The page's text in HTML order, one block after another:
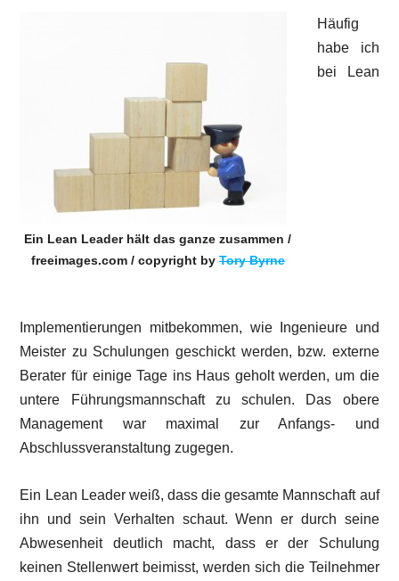
Ein Lean Leader hält das ganze zusammen /
freeimages.com / copyright byTory Byrne
Häufig
habe ich
bei Lean
Implementierungen mitbekommen, wie Ingenieure und
Meister zu Schulungen geschickt werden, bzw. externe
Berater für einige Tage ins Haus geholt werden, um die
untere Führungsmannschaft zu schulen. Das obere
Management war maximal zur Anfangs- und
Abschlussveranstaltung zugegen.
Ein Lean Leader weiß, dass die gesamte Mannschaft auf
ihn und sein Verhalten schaut. Wenn er durch seine
Abwesenheit deutlich macht, dass er der Schulung
keinen Stellenwert beimisst, werden sich die Teilnehmer